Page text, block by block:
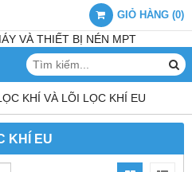
GIỎ HÀNG (0)
KHÍ VÀ LÕI LỌC KHÍ EU
KHÍ EU